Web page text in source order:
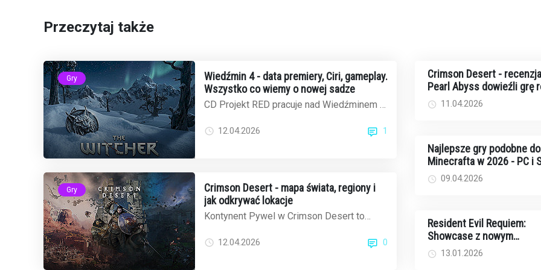
Przeczytaj także
Gry
Wiedźmin 4 - data premiery, Ciri, gameplay.
Wszystko co wiemy o nowej sadze
CD Projekt RED pracuje nad Wiedźminem 4
to obraz gry p...
12.04.2026 1
Gry
Crimson Desert - mapa świata, regiony i
jak odkrywać lokacje
Kontynent Pywel w Crimson Desert to
100 kilometrów kwad...
12.04.2026 0
Crimson Desert -
Pearl Abyss dowieźli grę
11.04.2026
Najlepsze gry podobne do
Minecrafta w 2026 - PC i
09.04.2026
Resident Evil Requiem:
Showcase z nowym
gameplayem już w tym
- kiedy i gdzie oglądać?
13.01.2026